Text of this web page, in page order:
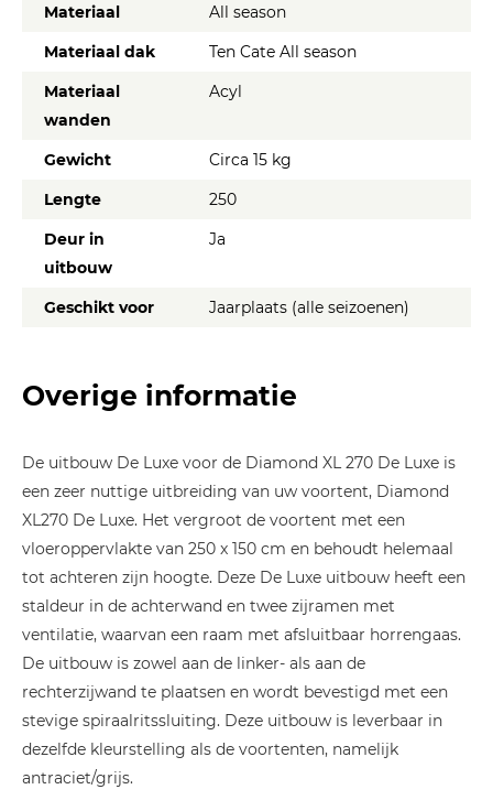
Materiaal
All season
Materiaal dak
Ten Cate All season
Materiaal
wanden
Acyl
Gewicht
Circa 15 kg
Lengte
250
Deur in
uitbouw
Ja
Geschikt voor Jaarplaats (alle seizoenen)
Overige informatie
De uitbouw De Luxe voor de Diamond XL 270 De Luxe is
een zeer nuttige uitbreiding van uw voortent, Diamond
XL270 De Luxe. Het vergroot de voortent met een
vloeroppervlakte van 250 x 150 cm en behoudt helemaal
tot achteren zijn hoogte. Deze De Luxe uitbouw heeft een
staldeur in de achterwand en twee zijramen met
ventilatie, waarvan een raam met afsluitbaar horrengaas.
De uitbouw is zowel aan de linker- als aan de
rechterzijwand te plaatsen en wordt bevestigd met een
stevige spiraalritssluiting. Deze uitbouw is leverbaar in
dezelfde kleurstelling als de voortenten, namelijk
antraciet/grijs.